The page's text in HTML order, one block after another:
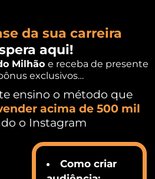
da sua carreira
aqui!
Milhão e receba de presente
exclusivos…
ensino o método que
acima de 500 mil
o Instagram
Como criar